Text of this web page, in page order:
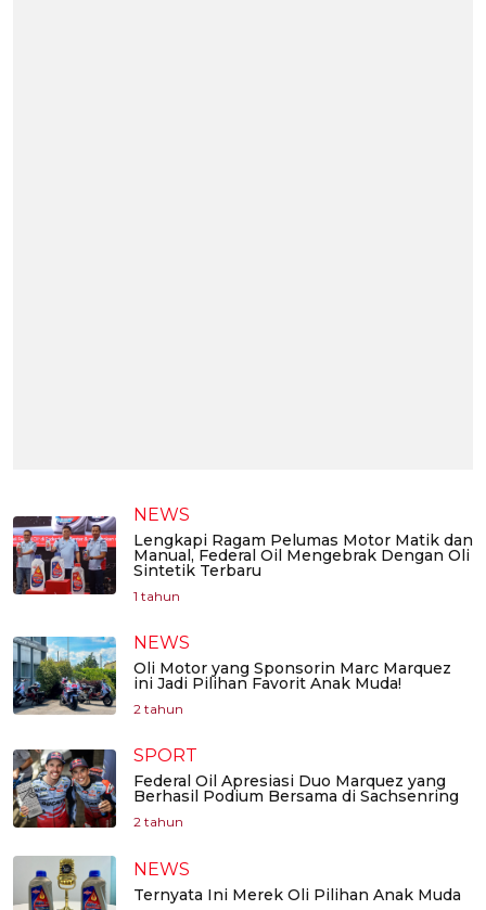
NEWS
Lengkapi Ragam Pelumas Motor Matik dan
Manual, Federal Oil Mengebrak Dengan Oli
Sintetik Terbaru
1 tahun
NEWS
Oli Motor yang Sponsorin Marc Marquez
ini Jadi Pilihan Favorit Anak Muda!
2 tahun
SPORT
Federal Oil Apresiasi Duo Marquez yang
Berhasil Podium Bersama di Sachsenring
2 tahun
NEWS
Ternyata Ini Merek Oli Pilihan Anak Muda